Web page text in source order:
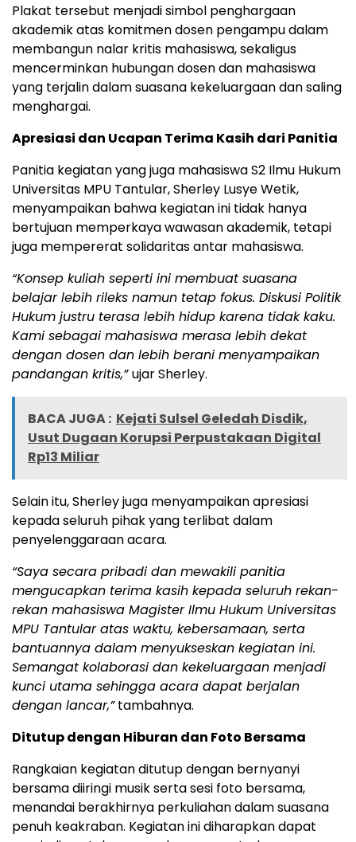
Plakat tersebut menjadi simbol penghargaan
akademik atas komitmen dosen pengampu dalam
membangun nalar kritis mahasiswa, sekaligus
mencerminkan hubungan dosen dan mahasiswa
yang terjalin dalam suasana kekeluargaan dan saling
menghargai.
Apresiasi dan Ucapan Terima Kasih dari Panitia
Panitia kegiatan yang juga mahasiswa S2 Ilmu Hukum
Universitas MPU Tantular, Sherley Lusye Wetik,
menyampaikan bahwa kegiatan ini tidak hanya
bertujuan memperkaya wawasan akademik, tetapi
juga mempererat solidaritas antar mahasiswa.
“Konsep kuliah seperti ini membuat suasana
belajar lebih rileks namun tetap fokus. Diskusi Politik
Hukum justru terasa lebih hidup karena tidak kaku.
Kami sebagai mahasiswa merasa lebih dekat
dengan dosen dan lebih berani menyampaikan
pandangan kritis,”ujar Sherley.
BACA JUGA : Kejati Sulsel Geledah Disdik,
Usut Dugaan Korupsi Perpustakaan Digital
Rp13 Miliar
Selain itu, Sherley juga menyampaikan apresiasi
kepada seluruh pihak yang terlibat dalam
penyelenggaraan acara.
“Saya secara pribadi dan mewakili panitia
mengucapkan terima kasih kepada seluruh rekan-
rekan mahasiswa Magister Ilmu Hukum Universitas
MPU Tantular atas waktu, kebersamaan, serta
bantuannya dalam menyukseskan kegiatan ini.
Semangat kolaborasi dan kekeluargaan menjadi
kunci utama sehingga acara dapat berjalan
dengan lancar,”tambahnya.
Ditutup dengan Hiburan dan Foto Bersama
Rangkaian kegiatan ditutup dengan bernyanyi
bersama diiringi musik serta sesi foto bersama,
menandai berakhirnya perkuliahan dalam suasana
penuh keakraban. Kegiatan ini diharapkan dapat